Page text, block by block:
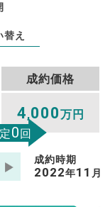
え
成約価格
4,000万円
0回
成約時期
2022年11 月